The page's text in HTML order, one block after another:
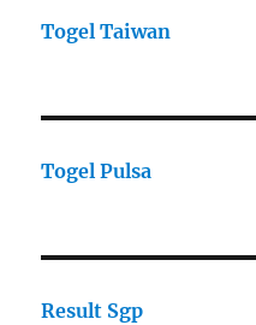
Togel Taiwan
Togel Pulsa
Result Sgp